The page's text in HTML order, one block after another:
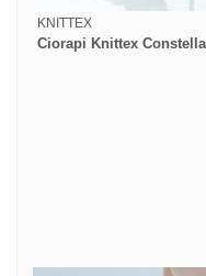
KNITTEX
Ciorapi Knittex